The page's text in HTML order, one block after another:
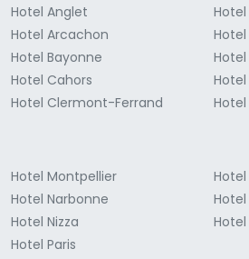
Hotel Anglet
Hotel Arcachon
Hotel Bayonne
Hotel Cahors
Hotel Clermont-Ferrand
Hotel
Hotel
Hotel
Hotel
Hotel Montpellier
Hotel Narbonne
Hotel Nizza
Hotel Paris